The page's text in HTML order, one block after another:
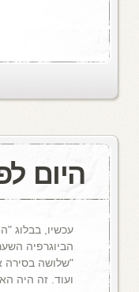
היום לפני 25 שנה: דן
עכשיו, בבלוג
הביוגרפיה
"שלושה בסירה
ועוד. זה היה